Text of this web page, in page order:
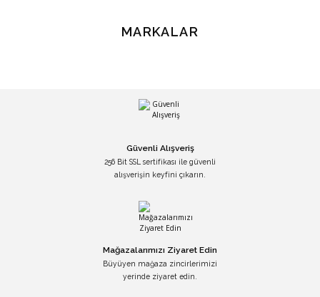
MARKALAR
Güvenli Alışveriş
256 Bit SSL sertifikası ile güvenli
alışverişin keyfini çıkarın.
Mağazalarımızı Ziyaret Edin
Büyüyen mağaza zincirlerimizi
yerinde ziyaret edin.